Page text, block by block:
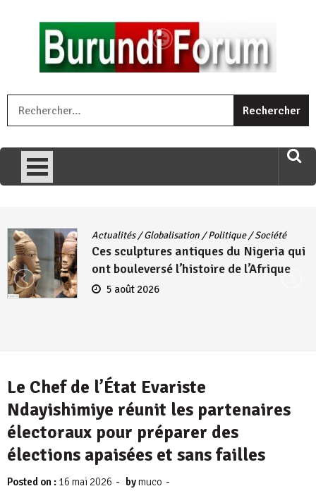
umariye umuryango wawe canke igihugu cakwibarutse .Wewe
uri ngaha ndagusigiye iki kibazo : Uriko ukora iki kugira ngo
Actualités/Globalisation /Politique/Société
Ces sculptures antiques du Nigeria qui
ont bouleversé l’histoire de l’Afrique
5 août 2026
Le Chef de l’État Evariste
Ndayishimiye réunit les partenaires
électoraux pour préparer des
élections apaisées et sans failles
Posted on : 16 mai 2026 - bymuco -